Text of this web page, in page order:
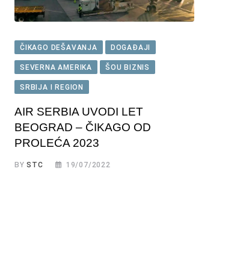
ČIKAGO DEŠAVANJA DOGAĐAJI
SEVERNA AMERIKA ŠOU BIZNIS
SRBIJA I REGION
AIR SERBIA UVODI LET
BEOGRAD – ČIKAGO OD
PROLEĆA 2023
BYSTC 19/07/2022